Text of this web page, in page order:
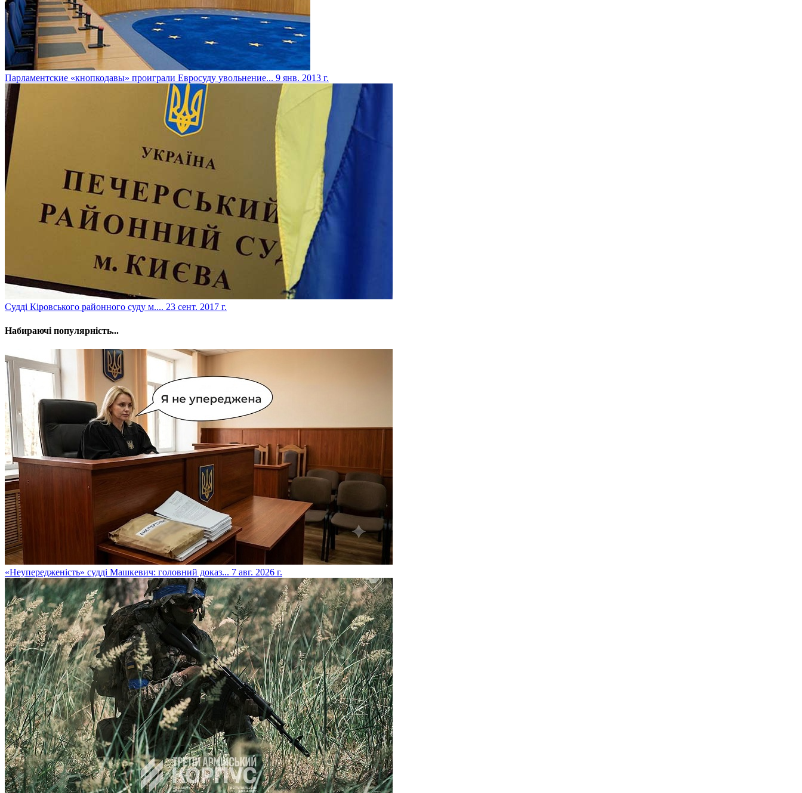
Парламентские «кнопкодавы» проиграли Евросуду увольнение... 9 янв. 2013 г.
​Судді Кіровського районного суду м.... 23 сент. 2017 г.
Набираючі популярність...
​«Неупередженість» судді Машкевич: головний доказ... 7 авг. 2026 г.